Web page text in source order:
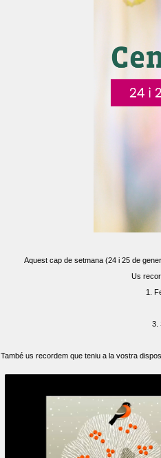
Aquest cap de setmana (24 i 25 de
Us
1.
3.
També us recordem que teniu a la vostra